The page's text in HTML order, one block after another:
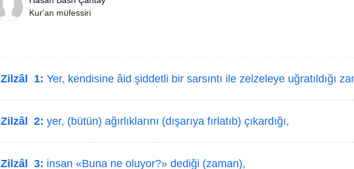
Kur'an müfessiri
Zilzâl 1: Yer, kendisine âid şiddetli bir sarsıntı ile zelzeleye uğratıldığı
Zilzâl 2: yer, (bütün) ağırlıklarını (dışarıya fırlatıb) çıkardığı,
Zilzâl 3: insan «Buna ne oluyor?» dediği (zaman),